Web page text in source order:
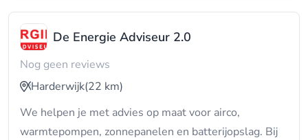
De Energie Adviseur 2.0
Nog geen reviews
Harderwijk(22 km)
We helpen je met advies op maat voor airco,
warmtepompen, zonnepanelen en batterijopslag. Bij